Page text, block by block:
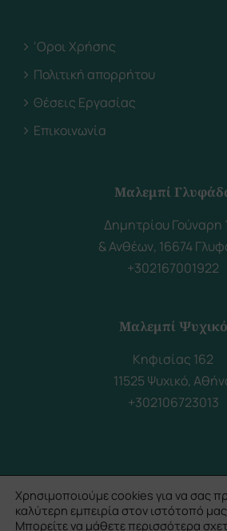
‘Οροι Χρήσης
Πολιτική απορρήτου
Θέσεις Εργασίας
Επικοινωνία
Μαλεμπί
Δημητρίου Γούναρη
& Ανθέων, 16674
+302167001922
Μαλεμπί Ψυχικό
Κηφισίας 162
11525 Ψυχικό,
+302106723013
© Copyright2026- All Rights Reserved |
Χρησιμοποιούμε cookies για να σας
καλύτερη εμπειρία στον ιστότοπό
Μπορείτε να μάθετε περισσότερα